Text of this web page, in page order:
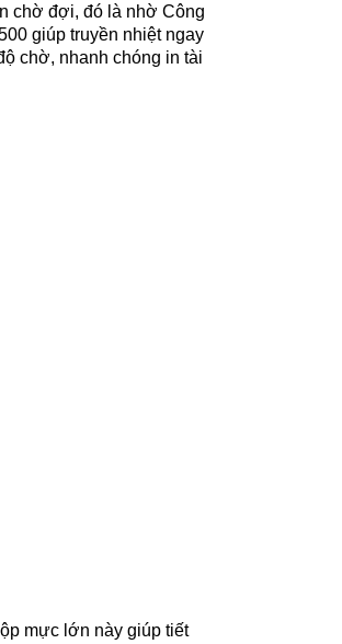
chờ đợi, đó là nhờ Công
giúp truyền nhiệt ngay
chờ, nhanh chóng in tài
mực lớn này giúp tiết